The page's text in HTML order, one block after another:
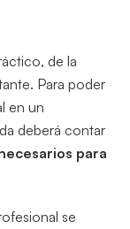
de la
Para poder
en un
deberá contar
para
se